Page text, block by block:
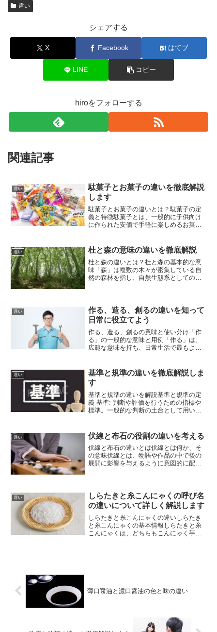
違い
シェアする
X Facebook はてブ
LINE コピー
hiroをフォローする
関連記事
違い
駄菓子とお菓子の違いを徹底解説
します
駄菓子とお菓子の違いとは？駄菓子の定
義と特徴駄菓子とは、一般的に子供向け
に作られた安価で手軽に楽しめるお菓子
ジで少量ずつ提供されることが特徴で
す。多くの駄菓子は、子供が...
違い 杜と森の意味の違いを徹底解説
杜と森の違いとは？杜と森の基本的な意
味「森」は複数の木々が密集している自
然の森林を指し、自然生態系としての側
るものとして多くの文化で...
違い
作る、造る、創るの違いを知って
日常に役立てよう
作る、造る、創るの意味と使い分け「作
る」の一般的な意味と用例「作る」は、
広範な意味を持ち、日常生活で最もよく
段など、さまざまなものを生み出すとき
に使われます。この言葉は...
違い
基準と規準の違いを徹底解説しま
す
基準と規準の違いを解説基準と規準の定
義 基準: 判断や評価を行うための指標や
標準。一般的な判断の土台として用いら
使われます。また、社会的な基準は文化
や地域によっても異な...
違い 伏線と布石の役割の違いを考える
伏線と布石の違いとは伏線とは何か、そ
の意味伏線とは、物語や作品の中で後の
展開に影響を与えるように意図的に配置
後に明かされることで、驚...
違い
しらたきと糸こんにゃくの呼び名
の違いについて詳しく解説します
しらたきと糸こんにゃくの違いしらたき
と糸こんにゃくの基本情報しらたきと糸
こんにゃくは、どちらもこんにゃく芋を
薄口醤油と濃口醤油の色と味の違い